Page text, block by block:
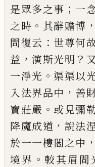
是眾多之事 ； 一
之時 。 其辭贍博 ，
問復云 ： 世尊何
益 ，演斯光明 ？
一淨光 。 渠渠以
入法界品中 ， 善
寶莊嚴 。 或見彌
降魔成道 ， 說法
於一一樓閣之中 ，
境界 。較其眉間